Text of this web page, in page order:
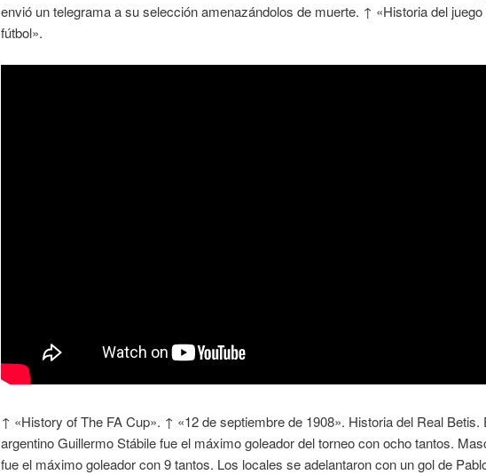
envió un telegrama a su selección amenazándolos de muerte. ↑ «Historia del juego
fútbol».
↑ «History of The FA Cup». ↑ «12 de septiembre de 1908». Historia del Real Betis.
argentino Guillermo Stábile fue el máximo goleador del torneo con ocho tantos.
fue el máximo goleador con 9 tantos. Los locales se adelantaron con un gol de